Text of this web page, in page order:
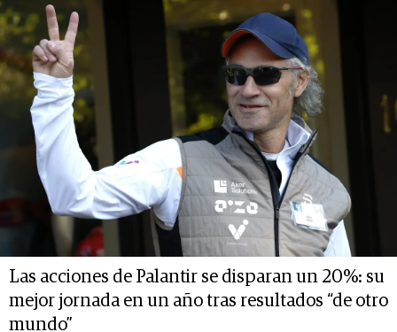
Las acciones de Palantir se disparan un 20%: su
mejor jornada en un año tras resultados “de otro
mundo”